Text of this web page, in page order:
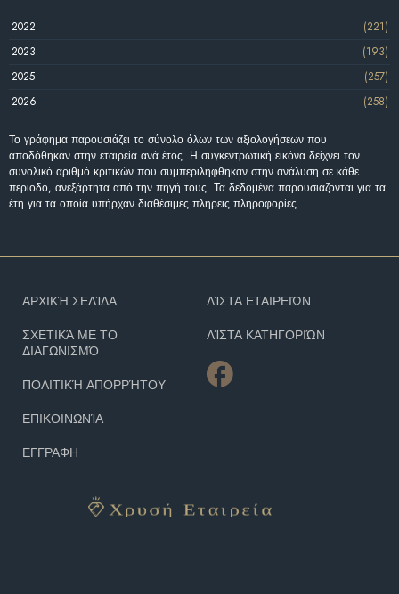
2022
(221)
2023
(193)
2025
(257)
2026
(258)
Το γράφημα παρουσιάζει το σύνολο όλων των αξιολογήσεων που
αποδόθηκαν στην εταιρεία ανά έτος. Η συγκεντρωτική εικόνα δείχνει τον
συνολικό αριθμό κριτικών που συμπεριλήφθηκαν στην ανάλυση σε κάθε
περίοδο, ανεξάρτητα από την πηγή τους. Τα δεδομένα παρουσιάζονται για τα
έτη για τα οποία υπήρχαν διαθέσιμες πλήρεις πληροφορίες.
ΑΡΧΙΚΉ ΣΕΛΊΔΑ
ΣΧΕΤΙΚΆ ΜΕ ΤΟ
ΔΙΑΓΩΝΙΣΜΌ
ΠΟΛΙΤΙΚΉ ΑΠΟΡΡΉΤΟΥ
ΕΠΙΚΟΙΝΩΝΊΑ
ΕΓΓΡΑΦΗ
ΛΊΣΤΑ ΕΤΑΙΡΕΙΏΝ
ΛΊΣΤΑ ΚΑΤΗΓΟΡΙΏΝ